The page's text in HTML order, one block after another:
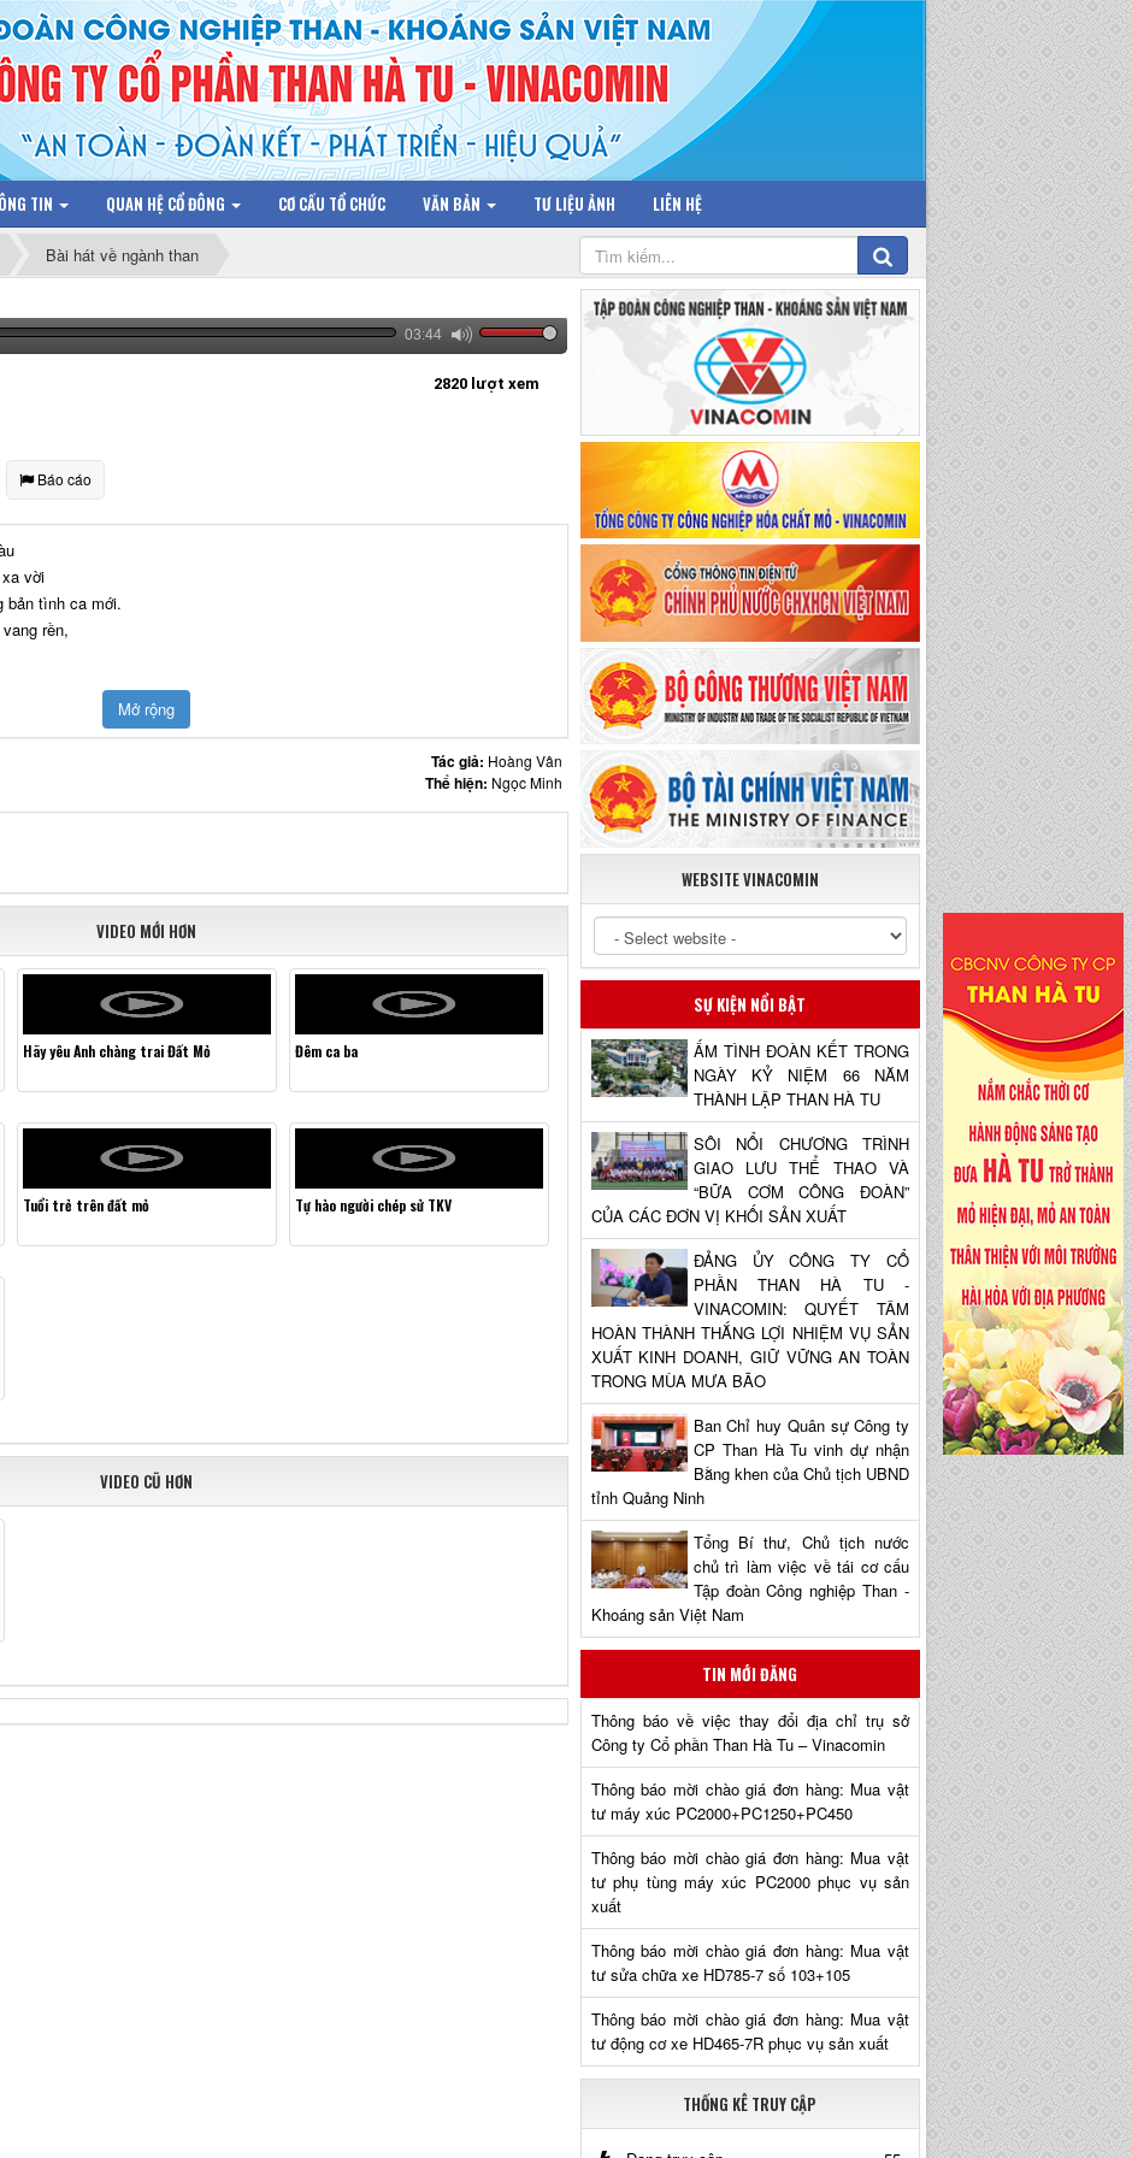
TIN QUAN HỆ CỔ ĐÔNG CƠ CẤU TỔ CHỨC VĂN BẢN TƯ LIỆU ẢNH LIÊN HỆ
Bài hát về ngành than
03:44
2820 lượt xem
Báo cáo
vời
bản tình ca mới.
rền,
Mở rộng
Tác giả: Hoàng Vân
Thể hiện: Ngọc Minh
VIDEO MỚI HƠN
Hãy yêu Anh chàng trai Đất Mỏ Đêm ca ba
Tuổi trẻ trên đất mỏ Tự hào người chép sử TKV
VIDEO CŨ HƠN
WEBSITE VINACOMIN
SỰ KIỆN NỔI BẬT
ẤM TÌNH ĐOÀN KẾT TRONG
NGÀY KỶ NIỆM 66 NĂM
THÀNH LẬP THAN HÀ TU
SÔI NỔI CHƯƠNG TRÌNH
GIAO LƯU THỂ THAO VÀ
“BỮA CƠM CÔNG ĐOÀN”
CỦA CÁC ĐƠN VỊ KHỐI SẢN XUẤT
ĐẢNG ỦY CÔNG TY CỔ
PHẦN THAN HÀ TU -
VINACOMIN: QUYẾT TÂM
HOÀN THÀNH THẮNG LỢI NHIỆM VỤ SẢN
XUẤT KINH DOANH, GIỮ VỮNG AN TOÀN
TRONG MÙA MƯA BÃO
Ban Chỉ huy Quân sự Công ty
CP Than Hà Tu vinh dự nhận
Bằng khen của Chủ tịch UBND
tỉnh Quảng Ninh
Tổng Bí thư, Chủ tịch nước
chủ trì làm việc về tái cơ cấu
Tập đoàn Công nghiệp Than -
Khoáng sản Việt Nam
TIN MỚI ĐĂNG
Thông báo về việc thay đổi địa chỉ trụ sở
Công ty Cổ phần Than Hà Tu – Vinacomin
Thông báo mời chào giá đơn hàng: Mua vật
tư máy xúc PC2000+PC1250+PC450
Thông báo mời chào giá đơn hàng: Mua vật
tư phụ tùng máy xúc PC2000 phục vụ sản
xuất
Thông báo mời chào giá đơn hàng: Mua vật
tư sửa chữa xe HD785-7 số 103+105
Thông báo mời chào giá đơn hàng: Mua vật
tư động cơ xe HD465-7R phục vụ sản xuất
THỐNG KÊ TRUY CẬP